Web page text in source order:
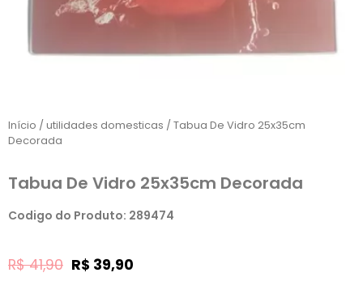
Início /utilidades domesticas / Tabua De Vidro 25x35cm
Decorada
Tabua De Vidro 25x35cm Decorada
Codigo do Produto: 289474
R$41,90 R$ 39,90